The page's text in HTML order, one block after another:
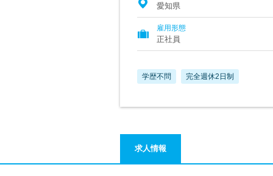
愛知県
雇用形態
正社員
学歴不問 完全週休2日制
求人情報